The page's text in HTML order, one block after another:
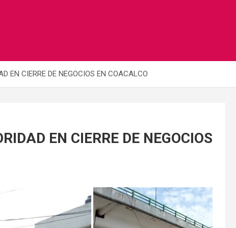
EN CIERRE DE NEGOCIOS EN COACALCO
EN CIERRE DE NEGOCIOS